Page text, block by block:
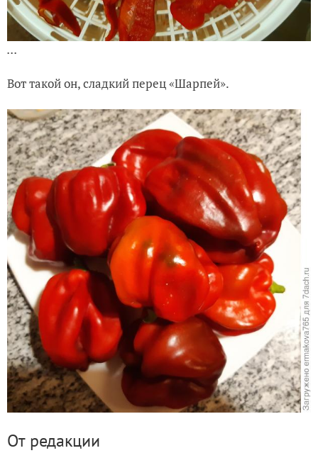
...
Вот такой он, сладкий перец «Шарпей».
От редакции